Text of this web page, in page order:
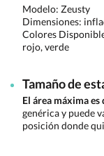
Modelo: Zeusty
Dimensiones:
Colores
rojo, verde
Tamaño de
El área máxima
genérica y puede
posición donde